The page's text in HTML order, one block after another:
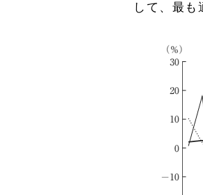
して、最も